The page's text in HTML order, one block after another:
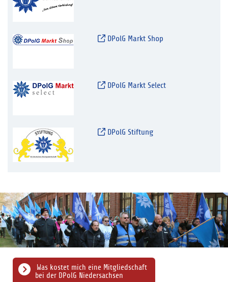
DPolG Markt Shop
DPolG Markt Select
DPolG Stiftung
Was kostet mich eine Mitgliedschaft
bei der DPolG Niedersachsen